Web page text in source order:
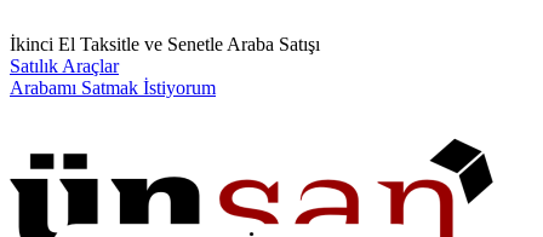
İkinci El Taksitle ve Senetle Araba Satışı
Satılık Araçlar
Arabamı Satmak İstiyorum